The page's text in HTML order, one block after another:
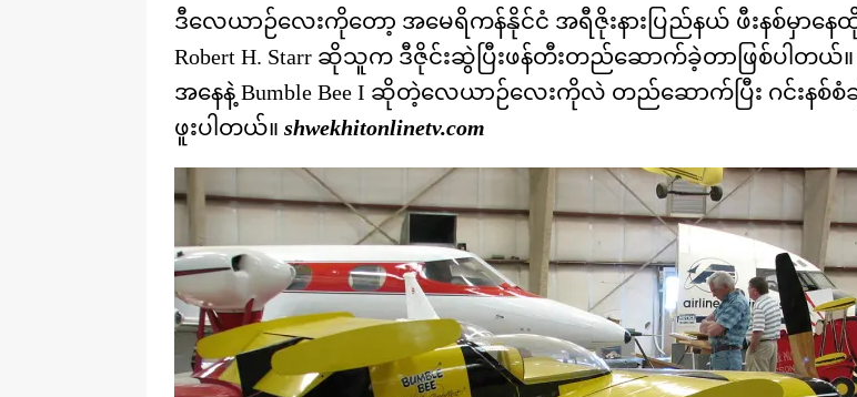
ဒီလေယာဉ်လေးကိုတော့ အမေရိကန်နိုင်ငံ အရီဇိုးနားပြည်နယ် ဖီးနစ်မှာန
Robert H. Starr ဆိုသူက ဒီဇိုင်းဆွဲပြီးဖန်တီးတည်ဆောက်ခဲ့တာဖြစ်ပါတယ်
အနေနဲ့ Bumble Bee I ဆိုတဲ့လေယာဉ်လေးကိုလဲ တည်ဆောက်ပြီး ဂင်းနစ်စံ
ဖူးပါတယ်။ shwekhitonlinetv.com